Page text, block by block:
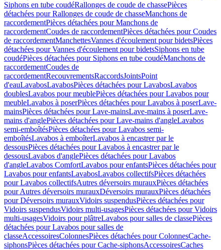
Siphons en tube coudéRallonges de coude de chassePièces
détachées pour Rallonges de coude de chasseManchons de
raccordementPièces détachées pour Manchons de
raccordementCoudes de raccordementPièces détachées pour Coudes
de raccordementManchettesVannes d'écoulement pour bidetsPièces
détachées pour Vannes d'écoulement pour bidetsSiphons en tube
coudéPièces détachées pour Siphons en tube coudéManchons de
raccordementCoudes de
raccordementRecouvrementsRaccordsJointsPoint
d'eauLavabosLavabosPièces détachées pour LavabosLavabos
doublesLavabos pour meublePièces détachées pour Lavabos pour
meubleLavabos à poserPièces détachées pour Lavabos à poserLave-
mainsPièces détachées pour Lave-mainsLave-mains à poserLave-
mains d'anglePièces détachées pour Lave-mains d'angleLavabos
semi-emboîtésPièces détachées pour Lavabos semi-
emboîtésLavabos à emboîterLavabos à encastrer par le
dessousPièces détachées pour Lavabos à encastrer par le
dessousLavabos d'anglePièces détachées pour Lavabos
d'angleLavabos ComfortLavabos pour enfantsPièces détachées pour
Lavabos pour enfantsLavabosLavabos collectifsPièces détachées
pour Lavabos collectifsAutres déversoirs murauxPièces détachées
pour Autres déversoirs murauxDéversoirs murauxPièces détachées
pour Déversoirs murauxVidoirs suspendusPièces détachées pour
Vidoirs suspendusVidoirs multi-usagesPièces détachées pour Vidoirs
multi-usagesVidoirs pour plâtreLavabos pour salles de classePièces
détachées pour Lavabos pour salles de
classeAccessoiresColonnesPièces détachées pour ColonnesCache-
siphonsPièces détachées pour Cache-siphonsAccessoiresCaches